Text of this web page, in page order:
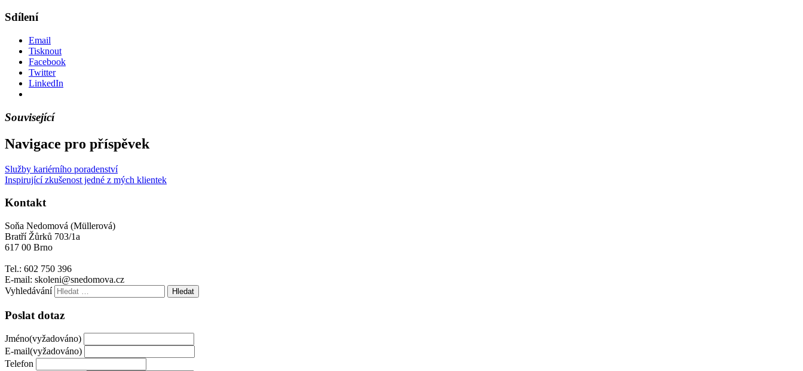
Sdílení
Email
Tisknout
Facebook
Twitter
LinkedIn
Související
Navigace pro příspěvek
Služby kariérního poradenství
Inspirující zkušenost jedné z mých klientek
Kontakt
Soňa Nedomová (Müllerová)
Bratří Žůrků 703/1a
617 00 Brno
Tel.: 602 750 396
E-mail: skoleni@snedomova.cz
Vyhledávání
Poslat dotaz
Jméno(vyžadováno)
E-mail(vyžadováno)
Telefon